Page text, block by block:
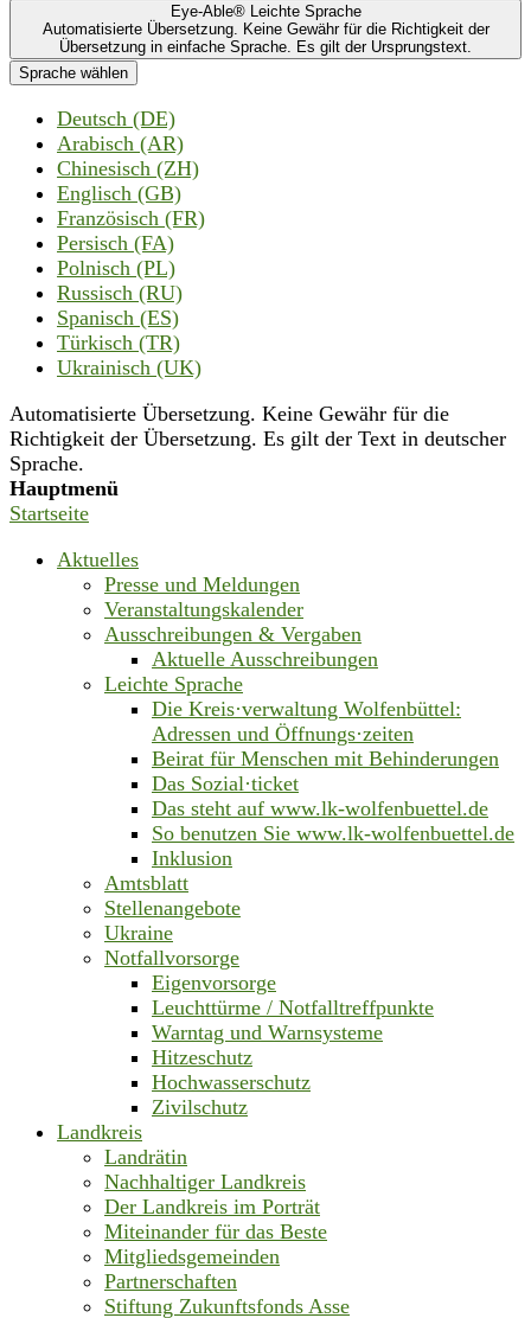
Eye-Able® Leichte Sprache
Automatisierte Übersetzung. Keine Gewähr für die Richtigkeit der
Übersetzung in einfache Sprache. Es gilt der Ursprungstext.
Sprache wählen
Deutsch (DE)
Arabisch (AR)
Chinesisch (ZH)
Englisch (GB)
Französisch (FR)
Persisch (FA)
Polnisch (PL)
Russisch (RU)
Spanisch (ES)
Türkisch (TR)
Ukrainisch (UK)
Automatisierte Übersetzung. Keine Gewähr für die
Richtigkeit der Übersetzung. Es gilt der Text in deutscher
Sprache.
Hauptmenü
Startseite
Aktuelles
Presse und Meldungen
Veranstaltungskalender
Ausschreibungen & Vergaben
Aktuelle Ausschreibungen
Leichte Sprache
Die Kreis·verwaltung Wolfenbüttel:
Adressen und Öffnungs·zeiten
Beirat für Menschen mit Behinderungen
Das Sozial·ticket
Das steht auf www.lk-wolfenbuettel.de
So benutzen Sie www.lk-wolfenbuettel.de
Inklusion
Amtsblatt
Stellenangebote
Ukraine
Notfallvorsorge
Eigenvorsorge
Leuchttürme / Notfalltreffpunkte
Warntag und Warnsysteme
Hitzeschutz
Hochwasserschutz
Zivilschutz
Landkreis
Landrätin
Nachhaltiger Landkreis
Der Landkreis im Porträt
Miteinander für das Beste
Mitgliedsgemeinden
Partnerschaften
Stiftung Zukunftsfonds Asse